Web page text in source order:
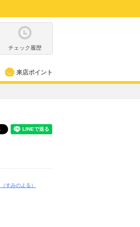
チェック履歴
来店ポイント
（すみのよる）